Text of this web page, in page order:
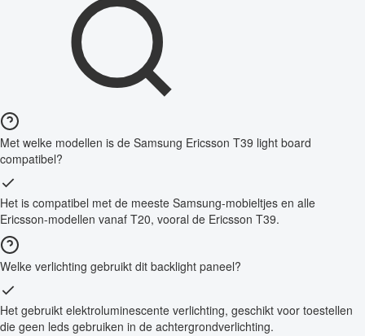
Met welke modellen is de Samsung Ericsson T39 light board
compatibel?
Het is compatibel met de meeste Samsung-mobieltjes en alle
Ericsson-modellen vanaf T20, vooral de Ericsson T39.
Welke verlichting gebruikt dit backlight paneel?
Het gebruikt elektroluminescente verlichting, geschikt voor toestellen
die geen leds gebruiken in de achtergrondverlichting.